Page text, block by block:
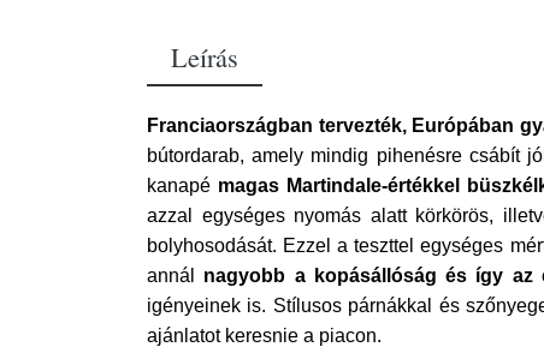
Leírás
Franciaországban tervezték, Európában
bútordarab, amely mindig pihenésre csábít
kanapé magas Martindale-értékkel
azzal egységes nyomás alatt körkörös,
bolyhosodását. Ezzel a teszttel egységes
annál nagyobb a kopásállóság és így az
igényeinek is. Stílusos párnákkal és
ajánlatot keresnie a piacon.